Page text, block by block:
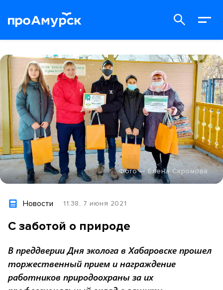
Фото — Елена Скромова
Новости 11:38, 7 июня 2021
С заботой о природе
В преддверии Дня эколога в Хабаровске прошел
торжественный прием и награждение
работников природоохраны за их